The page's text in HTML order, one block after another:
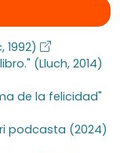
1992)
(Lluch, 2014)
de la felicidad"
podcasta (2024)